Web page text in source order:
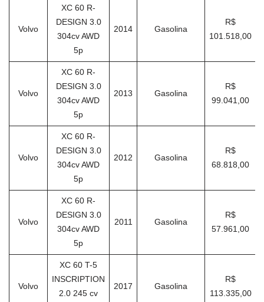
Volvo
XC 60 R-
DESIGN 3.0
304cv AWD
5p
2014 Gasolina
R$
101.518,00
Volvo
XC 60 R-
DESIGN 3.0
304cv AWD
5p
2013 Gasolina
R$
99.041,00
Volvo
XC 60 R-
DESIGN 3.0
304cv AWD
5p
2012 Gasolina
R$
68.818,00
Volvo
XC 60 R-
DESIGN 3.0
304cv AWD
5p
2011 Gasolina
R$
57.961,00
Volvo
XC 60 T-5
INSCRIPTION
2.0 245 cv
2017 Gasolina
R$
113.335,00